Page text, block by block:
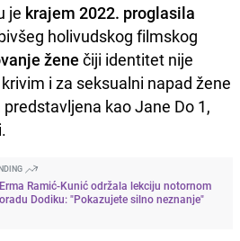
je krajem 2022. proglasila
holivudskog filmskog
žene čiji identitet nije
i za seksualni napad žene
kao Jane Do 1,
Ramić-Kunić održala lekciju notornom
Dodiku: "Pokazujete silno neznanje"